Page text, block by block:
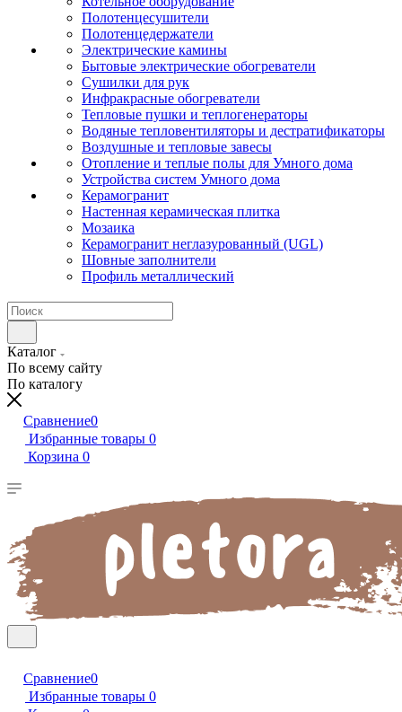
Полотенцесушители
Полотенцедержатели
Электрические камины
Бытовые электрические обогреватели
Сушилки для рук
Инфракрасные обогреватели
Тепловые пушки и теплогенераторы
Водяные тепловентиляторы и дестратификаторы
Воздушные и тепловые завесы
Отопление и теплые полы для Умного дома
Устройства систем Умного дома
Керамогранит
Настенная керамическая плитка
Мозаика
Керамогранит неглазурованный (UGL)
Шовные заполнители
Профиль металлический
Каталог
По всему сайту
По каталогу
Сравнение0
Избранные товары 0
Корзина 0
Сравнение0
Избранные товары 0